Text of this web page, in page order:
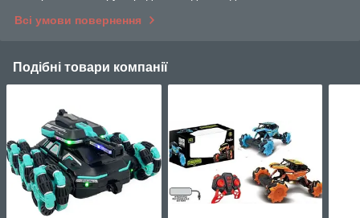
Всі умови повернення
Подібні товари компанії